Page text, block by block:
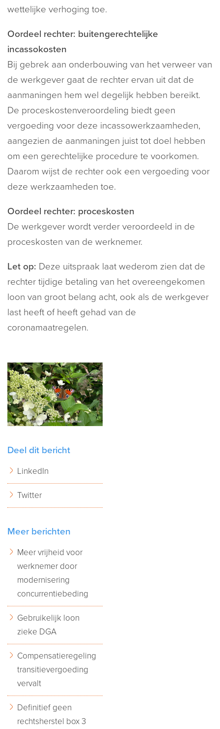
wettelijke verhoging toe.
Oordeel rechter: buitengerechtelijke
incassokosten
Bij gebrek aan onderbouwing van het verweer van
de werkgever gaat de rechter ervan uit dat de
aanmaningen hem wel degelijk hebben bereikt.
De proceskostenveroordeling biedt geen
vergoeding voor deze incassowerkzaamheden,
aangezien de aanmaningen juist tot doel hebben
om een gerechtelijke procedure te voorkomen.
Daarom wijst de rechter ook een vergoeding voor
deze werkzaamheden toe.
Oordeel rechter: proceskosten
De werkgever wordt verder veroordeeld in de
proceskosten van de werknemer.
Let op: Deze uitspraak laat wederom zien dat de
rechter tijdige betaling van het overeengekomen
loon van groot belang acht, ook als de werkgever
last heeft of heeft gehad van de
coronamaatregelen.
Deel dit bericht
LinkedIn
Twitter
Meer berichten
Meer vrijheid voor
werknemer door
modernisering
concurrentiebeding
Gebruikelijk loon
zieke DGA
Compensatieregeling
transitievergoeding
vervalt
Definitief geen
rechtsherstel box 3